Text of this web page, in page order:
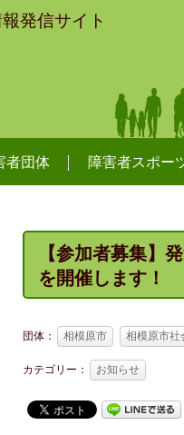
発信サイト
者団体 障害者スポー
【参加者募集】
を開催します！
団体： 相模原市 相模原市社
カテゴリー： お知らせ